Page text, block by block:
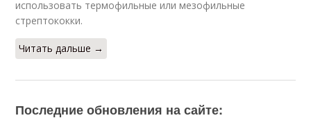
использовать термофильные или мезофильные
стрептококки.
Читать дальше →
Последние обновления на сайте: